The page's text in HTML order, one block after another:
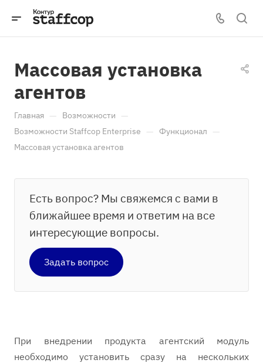
Массовая установка
агентов
Главная — Возможности —
Возможности Staffcop Enterprise — Функционал —
Массовая установка агентов
Есть вопрос? Мы свяжемся с вами в
ближайшее время и ответим на все
интересующие вопросы.
Задать вопрос
При внедрении продукта агентский модуль
необходимо установить сразу на нескольких